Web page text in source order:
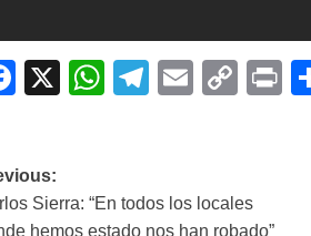
Facebook
X WhatsApp
Telegram
Email
Sierra: “En todos los locales
hemos estado nos han robado”